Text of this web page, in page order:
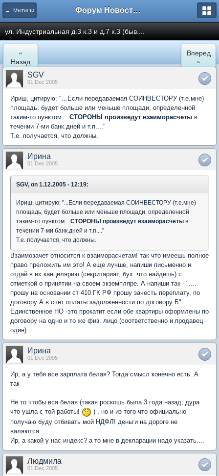
← Мытищи Форум Новостройки
ул. Индустриальная д.3 к.3 и д.7 к.3 (быв....
«
Назад
Вперед
»
SGV
01 Dec 2005
Ириш, цитирую: "...Если передаваемая СОИНВЕСТОРУ (т.е.мне)
площадь, будет больше или меньше площади, определенной
таким-то пунктом... СТОРОНЫ произведут взаиморасчеты в
течении 7-ми банк.дней и т.п...."
Т.е. получается, что должны.
Ирина
01 Dec 2005
SGV, on 1.12.2005 - 12:19:
Ириш, цитирую: "...Если передаваемая СОИНВЕСТОРУ (т.е.мне)
площадь, будет больше или меньше площади, определенной
таким-то пунктом... СТОРОНЫ произведут взаиморасчеты в
течении 7-ми банк.дней и т.п...."
Т.е. получается, что должны.
Взаимозачет относится к взаиморасчетам! так что имеешь полное
право преложить им это! А еще лучше, напиши письменно и
отдай в их канцелярию (секритариат, бух. что найдешь) с
отметкой о принятии на своем экземпляре. А напиши так - "....
прошу на основании ст 410 ГК РФ прошу зачесть переплату, по
договору А в счет оплаты задолженности по договору Б".
Единственное НО -это прокатит если обе квартиры оформлены по
договору на одно и то же физ. лицо (соответственно и продавец
один).
Ирина
01 Dec 2005
Ир, а у тебя все зарплата белая? Тогда смысл конечно есть..А
так
Не то чтобы вся белая (такая роскошь была 3 года назад, дура
что ушла с той работы!
) , но и из того что официально
получаю буду отбивать мой НДФЛ! деньги на дороге не
валяются.
Ир, а какой у нас индекс? а то мне в декларации надо указать....
Людмила
01 Dec 2005